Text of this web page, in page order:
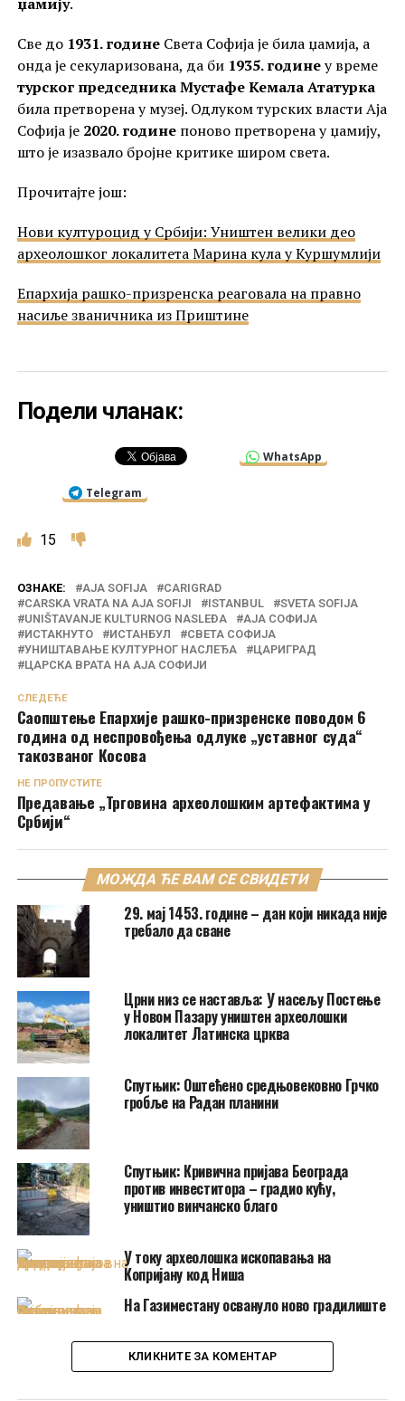
Све до 1931. годинеСвета Софија је била џамија, а
онда је секуларизована, да би 1935. годинеу време
турског председника Мустафе Кемала Ататурка
била претворена у музеј. Одлуком турских власти Аја
Софија је 2020. годинепоново претворена у џамију,
што је изазвало бројне критике широм света.
Прочитајте још:
Нови културоцид у Србији: Уништен велики део
археолошког локалитета Марина кула у Куршумлији
Епархија рашко-призренска реаговала на правно
насиље званичника из Приштине
Подели чланак:
WhatsApp
Telegram
15
ОЗНАКЕ: AJA SOFIJA
CARIGRAD
CARSKA VRATA NA AJA SOFIJI
ISTANBUL
SVETA SOFIJA
UNIŠTAVANJE KULTURNOG NASLEĐA
АЈА СОФИЈА
ИСТАКНУТО
ИСТАНБУЛ
СВЕТА СОФИЈА
УНИШТАВАЊЕ КУЛТУРНОГ НАСЛЕЂА
ЦАРИГРАД
ЦАРСКА ВРАТА НА АЈА СОФИЈИ
СЛЕДЕЋЕ
Саопштење Епархије рашко-призренске поводом 6
година од неспровођења одлуке „уставног суда“
такозваног Косова
НЕ ПРОПУСТИТЕ
Предавање „Трговина археолошким артефактима у
Србији“
МОЖДА ЋЕ ВАМ СЕ СВИДЕТИ
29. мај 1453. године – дан који никада није
требало да сване
Црни низ се наставља: У насељу Постење
у Новом Пазару уништен археолошки
локалитет Латинска црква
Спутњик: Оштећено средњовековно Грчко
гробље на Радан планини
Спутњик: Кривична пријава Београда
против инвеститора – градио кућу,
уништио винчанско благо
У току археолошка ископавања на
Копријану код Ниша
На Газиместану освануло ново градилиште
КЛИКНИТЕ ЗА КОМЕНТАР